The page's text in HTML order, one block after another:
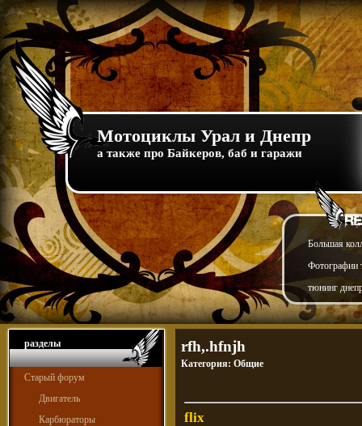
Мотоциклы Урал и Днепр
а также про Байкеров, баб и гаражи
Большая
Фотографии
тюнинг
разделы
Старый форум
Двигатель
Карбюраторы
rfh,.hfnjh
Категория: Общие
flix